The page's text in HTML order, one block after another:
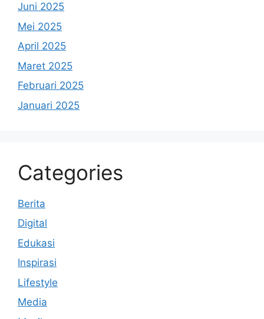
Juni 2025
Mei 2025
April 2025
Maret 2025
Februari 2025
Januari 2025
Categories
Berita
Digital
Edukasi
Inspirasi
Lifestyle
Media